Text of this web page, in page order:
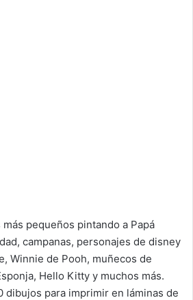
pequeños pintando a Papá
campanas, personajes de disney
Winnie de Pooh, muñecos de
Hello Kitty y muchos más.
dibujos para imprimir en láminas de